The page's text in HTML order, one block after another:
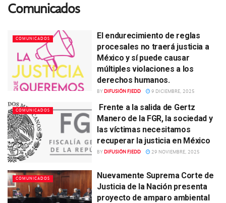
Comunicados
COMUNICADOS
El endurecimiento de reglas
procesales no traerá justicia a
México y sí puede causar
múltiples violaciones a los
derechos humanos.
BY DIFUSIÓN FJEDD 9 DICIEMBRE, 2025
COMUNICADOS
Frente a la salida de Gertz
Manero de la FGR, la sociedad y
las víctimas necesitamos
recuperar la justicia en México
BY DIFUSIÓN FJEDD 29 NOVIEMBRE, 2025
COMUNICADOS
Nuevamente Suprema Corte de
Justicia de la Nación presenta
proyecto de amparo ambiental